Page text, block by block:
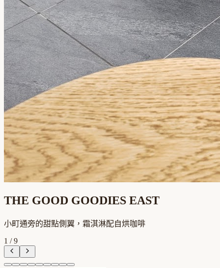
THE GOOD GOODIES EAST
小町通旁的甜點側翼，霜淇淋配自烘咖啡
1 /9